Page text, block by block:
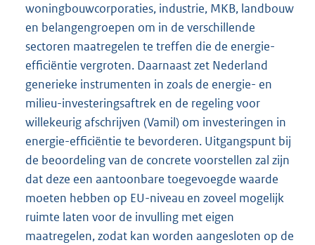
woningbouwcorporaties, industrie, MKB, landbouw
en belangengroepen om in de verschillende
sectoren maatregelen te treffen die de energie-
efficiëntie vergroten. Daarnaast zet Nederland
generieke instrumenten in zoals de energie- en
milieu-investeringsaftrek en de regeling voor
willekeurig afschrijven (Vamil) om investeringen in
energie-efficiëntie te bevorderen. Uitgangspunt bij
de beoordeling van de concrete voorstellen zal zijn
dat deze een aantoonbare toegevoegde waarde
moeten hebben op EU-niveau en zoveel mogelijk
ruimte laten voor de invulling met eigen
maatregelen, zodat kan worden aangesloten op de